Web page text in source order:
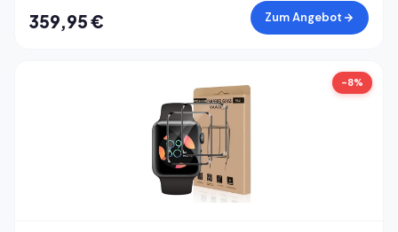
359,95 € Zum Angebot
-8%